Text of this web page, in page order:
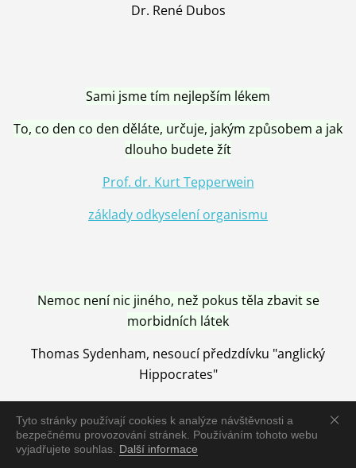
Tyto stránky používají cookies k analýze návštěvnosti a
bezpečnému provozování stránek. Používáním tohoto webu
vyjadřujete souhlas. Další informace
Dr. René Dubos
Sami jsme tím nejlepším lékem
To, co den co den děláte, určuje, jakým způsobem a jak
dlouho budete žít
Prof. dr. Kurt Tepperwein
základy odkyselení organismu
Nemoc není nic jiného, než pokus těla zbavit se
morbidních látek
Thomas Sydenham, nesoucí předzdívku "anglický
Hippocrates"
Nemoc je vyléčena jen pomocí Přírody, neutralizací a